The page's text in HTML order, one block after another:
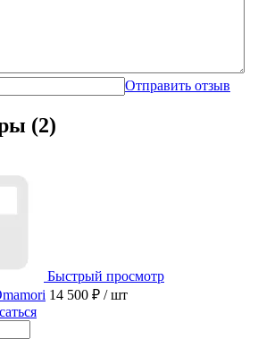
Отправить отзыв
(2)
Быстрый просмотр
14 500 ₽ / шт